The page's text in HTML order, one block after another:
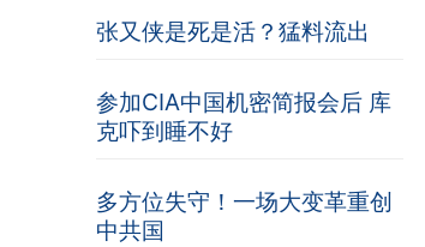
张又侠是死是活？猛料流出
参加CIA中国机密简报会后 库
克吓到睡不好
多方位失守！一场大变革重创
中共国